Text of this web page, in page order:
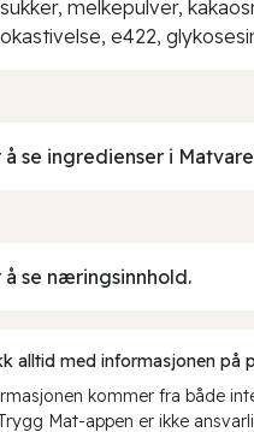
melkepulver,
e422,
se ingredienser i
se næringsinnhold.
alltid med informasjonen på
kommer fra både
Mat-appen er ikke